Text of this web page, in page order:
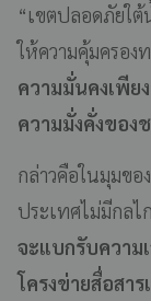
“เขตปลอดภัยใ
ให้ความคุ้มครอง
ความมั่นคงเพีย
ความมั่งคั่งของ
กล่าวคือในมุมขอ
ประเทศไม่มีกล
จะแบกรับความ
โครงข่ายสื่อสา